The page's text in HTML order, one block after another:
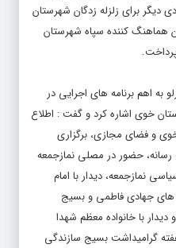
برای زلزله زدگان شهرستان
هماهنگ کننده سپاه شهرستان
به اهم برنامه های اجرایی در
خوی اشاره کرد و گفت : اطلاع
و فضای مجازی، برگزاری
حضور در مصلی نمازجمعه
نمازجمعه، دیدار با امام
جهادی فاطمی و بسیج
با خانواده معظم شهدا
گرامیداشت بسیج سازندگی